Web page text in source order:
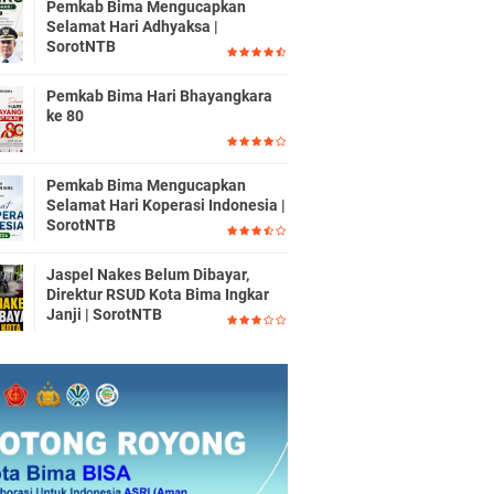
Pemkab Bima Mengucapkan
Selamat Hari Adhyaksa |
SorotNTB
Pemkab Bima Hari Bhayangkara
ke 80
Pemkab Bima Mengucapkan
Selamat Hari Koperasi Indonesia |
SorotNTB
Jaspel Nakes Belum Dibayar,
Direktur RSUD Kota Bima Ingkar
Janji | SorotNTB